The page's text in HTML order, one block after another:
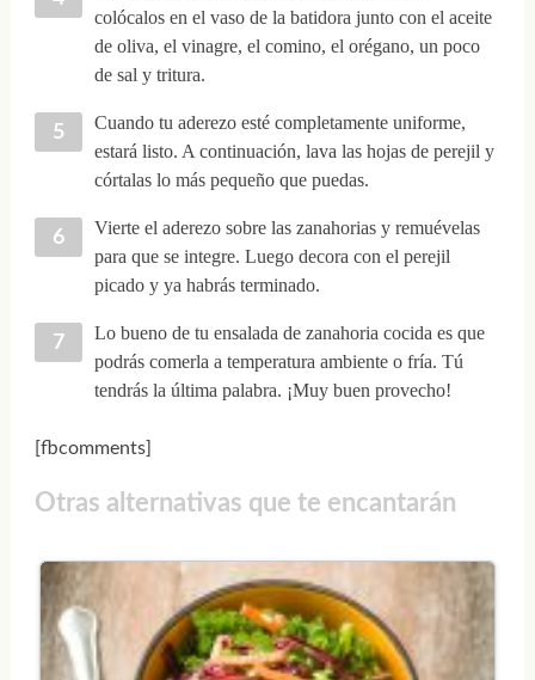
colócalos en el vaso de la batidora junto con el aceite
de oliva, el vinagre, el comino, el orégano, un poco
de sal y tritura.
Cuando tu aderezo esté completamente uniforme,
estará listo. A continuación, lava las hojas de perejil y
córtalas lo más pequeño que puedas.
Vierte el aderezo sobre las zanahorias y remuévelas
para que se integre. Luego decora con el perejil
picado y ya habrás terminado.
Lo bueno de tu ensalada de zanahoria cocida es que
podrás comerla a temperatura ambiente o fría. Tú
tendrás la última palabra. ¡Muy buen provecho!
[fbcomments]
Otras alternativas que te encantarán